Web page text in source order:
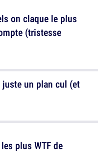
on claque le plus
(tristesse
plus WTF de
un plan cul (et